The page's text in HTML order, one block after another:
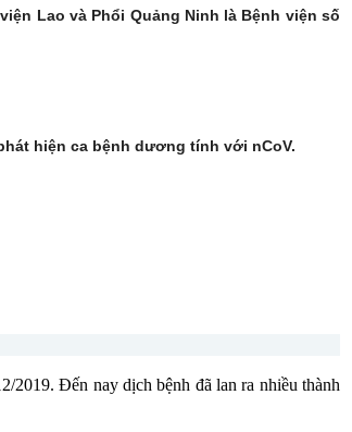
Lao và Phổi Quảng Ninh là Bệnh viện số
hiện ca bệnh dương tính với nCoV.
2019. Đến nay dịch bệnh đã lan ra nhiều thành